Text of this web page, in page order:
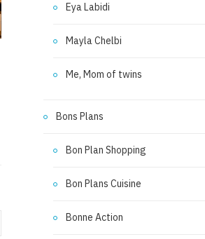
Eya Labidi
Mayla Chelbi
Me, Mom of twins
Bons Plans
Bon Plan Shopping
Bon Plans Cuisine
Bonne Action